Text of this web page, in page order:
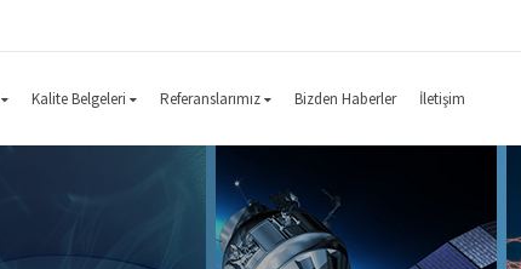
Kalite Belgeleri Referanslarımız Bizden Haberler İletişim